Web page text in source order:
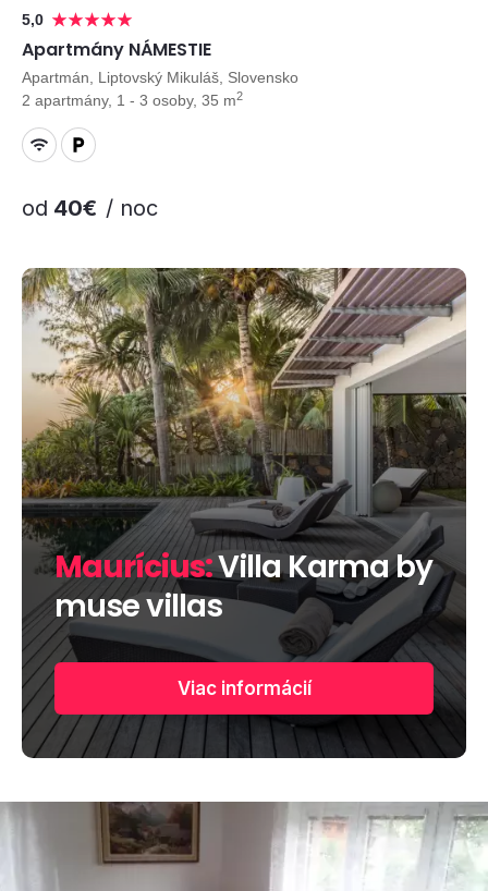
5,0
Apartmány NÁMESTIE
Apartmán, Liptovský Mikuláš, Slovensko
2 apartmány, 1 - 3 osoby, 35 m2
od 40€ / noc
Maurícius:Villa Karma by
muse villas
Viac informácií